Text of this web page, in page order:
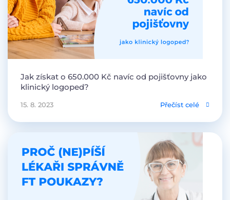
Jak získat o 650.000 Kč navíc od pojišťovny jako
klinický logoped?
15. 8. 2023 Přečíst celé